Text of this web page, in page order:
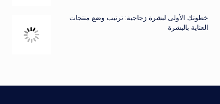
خطوتك الأولى لبشرة زجاجية: ترتيب وضع منتجات
العناية بالبشرة